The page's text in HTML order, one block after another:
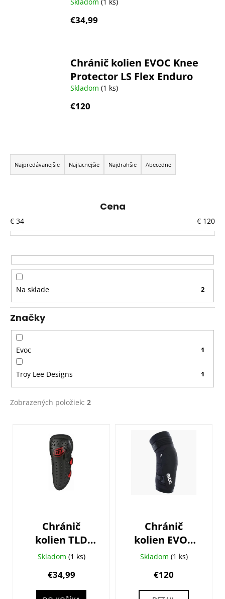
Skladom (1 ks)
€34,99
Chránič kolien EVOC Knee
Protector LS Flex Enduro
Skladom (1 ks)
€120
R
a
d
i
e
r
o
d
u
k
t
o
v
Najpredávanejšie Najlacnejšie Najdrahšie Abecedne
Cena
€ 34 € 120
Na sklade 2
Značky
Evoc 1
Troy Lee Designs 1
Zobrazených položiek: 2
Chránič
kolien TLD
Detské Rogue
Skladom (1 ks)
€34,99
Chránič
kolien EVOC
Knee
Flex Enduro
Skladom (1 ks)
€120